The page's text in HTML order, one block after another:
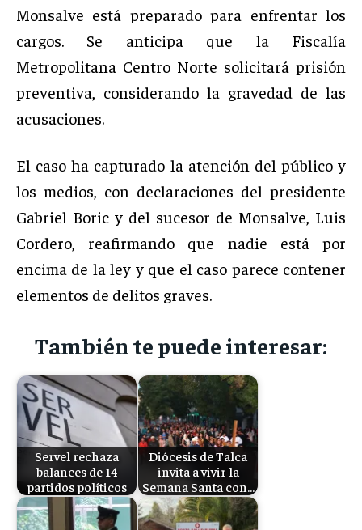
Monsalve está preparado para enfrentar los
cargos. Se anticipa que la Fiscalía
Metropolitana Centro Norte solicitará prisión
preventiva, considerando la gravedad de las
acusaciones.
El caso ha capturado la atención del público y
los medios, con declaraciones del presidente
Gabriel Boric y del sucesor de Monsalve, Luis
Cordero, reafirmando que nadie está por
encima de la ley y que el caso parece contener
elementos de delitos graves.
También te puede interesar:
Servel rechaza
balances de 14
partidos políticos
Diócesis de Talca
invita a vivir la
Semana Santa con…